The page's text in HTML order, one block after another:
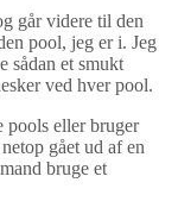
går videre til den
pool, jeg er i. Jeg
sådan et smukt
ved hver pool.
pools eller bruger
gået ud af en
bruge et